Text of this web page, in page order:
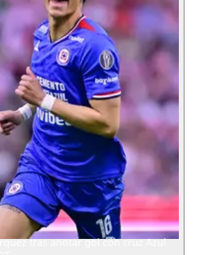
tras anotar gol con cruz Azul